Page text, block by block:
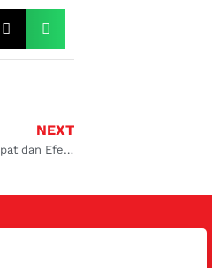
NEXT
Mengatasi AC Mobil Tidak Dingin di Darmo: Solusi Cepat dan Efektif